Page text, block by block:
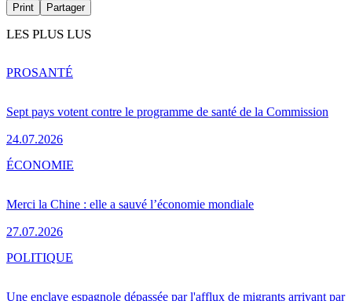
Print Partager
LES PLUS LUS
Sept pays votent contre le programme de santé de la Commission
24.07.2026
PROSANTÉ
Merci la Chine : elle a sauvé l’économie mondiale
27.07.2026
ÉCONOMIE
Une enclave espagnole dépassée par l'afflux de migrants arrivant par
POLITIQUE